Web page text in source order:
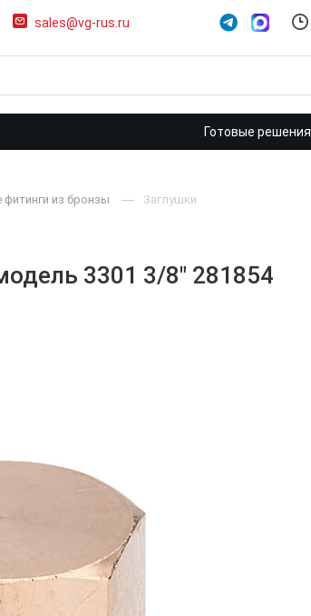
sales@vg-rus.ru
Готовые решения
фитинги из бронзы Заглушки
3301 3/8" 281854